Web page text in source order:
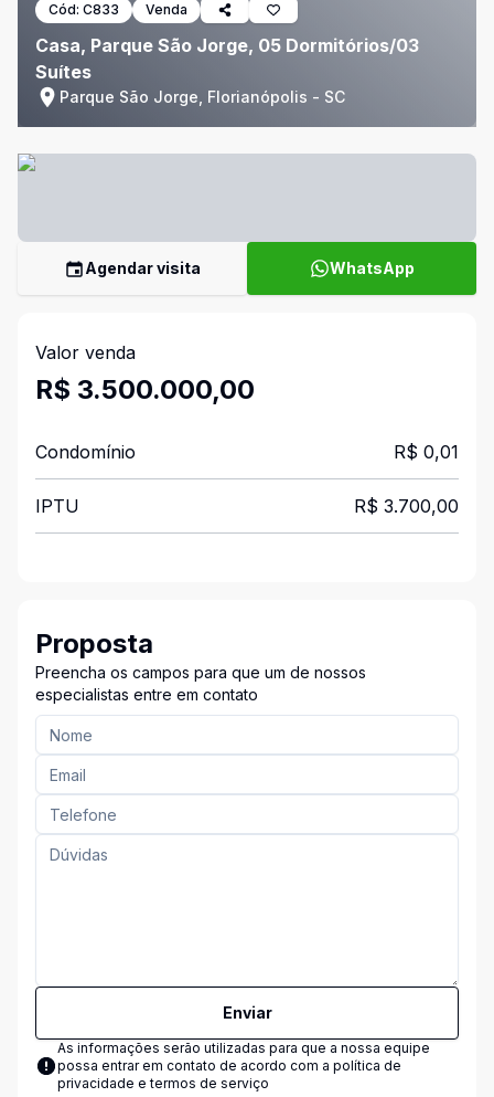
Cód: C833 Venda
Casa, Parque São Jorge, 05 Dormitórios/03
Suítes
Parque São Jorge, Florianópolis - SC
Agendar visita WhatsApp
Valor venda
R$ 3.500.000,00
Condomínio R$ 0,01
IPTU R$ 3.700,00
Proposta
Preencha os campos para que um de nossos
especialistas entre em contato
Enviar
As informações serão utilizadas para que a nossa equipe
possa entrar em contato de acordo com a política de
privacidade e termos de serviço